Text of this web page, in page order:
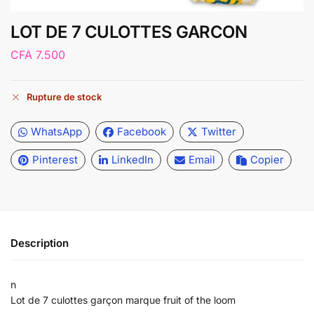
LOT DE 7 CULOTTES GARCON
CFA 7.500
Rupture de stock
WhatsApp Facebook Twitter
Pinterest LinkedIn Email Copier
Description
n
Lot de 7 culottes garçon marque fruit of the loom